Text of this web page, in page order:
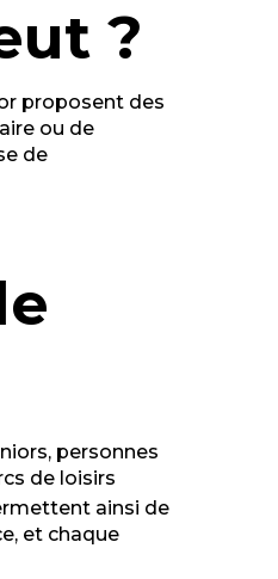
?
proposent des
ou de
de
personnes
de loisirs
ainsi de
et chaque